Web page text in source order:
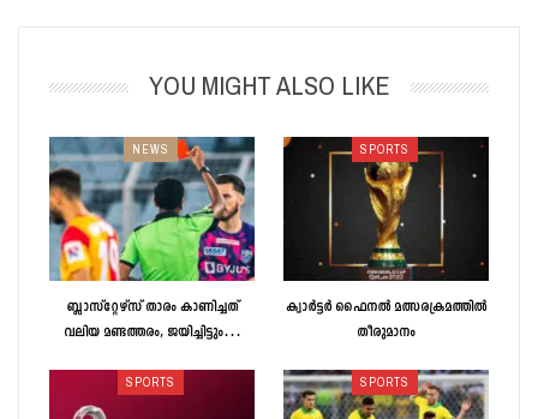
YOU MIGHT ALSO LIKE
NEWS
ബ്ലാസ്റ്റേഴ്സ് താരം കാണിച്ചത്
വലിയ മണ്ടത്തരം, ജയിച്ചിട്ടും…
SPORTS
ക്വാർട്ടർ ഫൈനൽ മത്സരക്രമത്തിൽ
തീരുമാനം
SPORTS SPORTS